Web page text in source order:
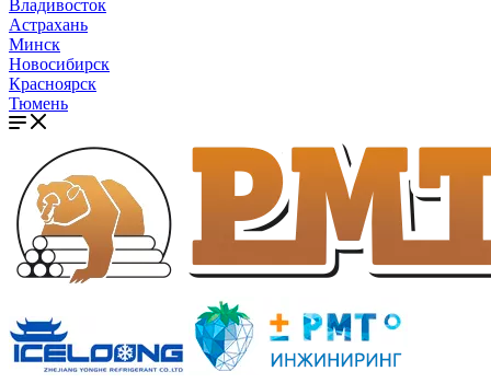
Владивосток
Астрахань
Минск
Новосибирск
Красноярск
Тюмень